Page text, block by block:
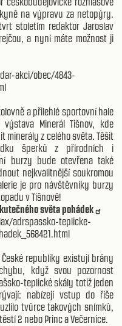
na výpravu za netopýry.
stoletím redaktor Jaroslav
a nyní máte možnost ji
akci/obec/4843-
a přilehlé sportovní hale
Minerál Tišnov, kde
minerály z celého světa. Těšit
šperků z přírodních i
burzy bude otevřena také
nejkvalitnější soukromou
je pro návštěvníky burzy
v Tišnově!
světa pohádek
adrspassko-teplicke-
republiky existují brány
když svou pozornost
teplické skály totiž jeden
nabízejí vstup do říše
tvůrce takových snímků,
2 nebo Princ a Večernice.